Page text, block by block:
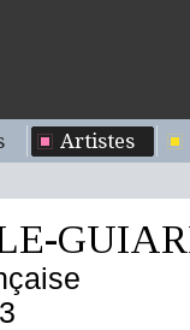
Artistes